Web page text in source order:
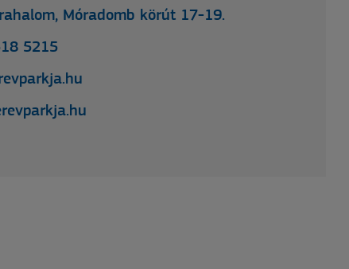
Móradomb körút 17-19.
5215